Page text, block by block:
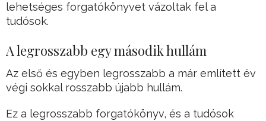
lehetséges forgatókönyvet vázoltak fel a
tudósok.
A legrosszabb egy második hullám
Az első és egyben legrosszabb a már említett év
végi sokkal rosszabb újabb hullám.
Ez a legrosszabb forgatókönyv, és a tudósok